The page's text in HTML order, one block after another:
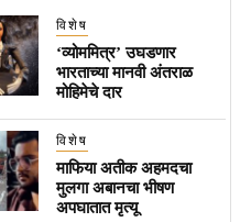
विशेष
‘व्योममित्र’ उघडणार
भारताच्या मानवी अंतराळ
मोहिमेचे दार
विशेष
माफिया अतीक अहमदचा
मुलगा अबानचा भीषण
अपघातात मृत्यू